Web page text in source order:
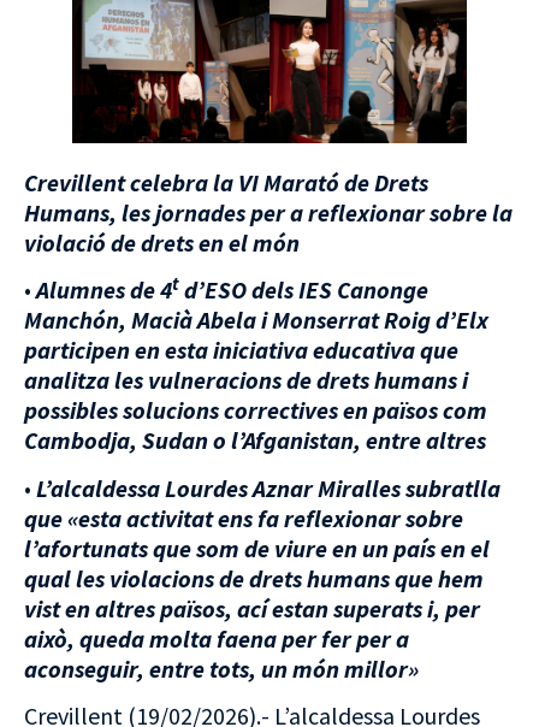
Crevillent celebra la VI Marató de Drets
Humans, les jornades per a reflexionar sobre la
violació de drets en el món
•Alumnes de 4t d’ESO dels IES Canonge
Manchón, Macià Abela i Monserrat Roig d’Elx
participen en esta iniciativa educativa que
analitza les vulneracions de drets humans i
possibles solucions correctives en països com
Cambodja, Sudan o l’Afganistan, entre altres
• L’alcaldessa Lourdes Aznar Miralles subratlla
que «esta activitat ens fa reflexionar sobre
l’afortunats que som de viure en un país en el
qual les violacions de drets humans que hem
vist en altres països, ací estan superats i, per
això, queda molta faena per fer per a
aconseguir, entre tots, un món millor»
Crevillent (19/02/2026).- L’alcaldessa Lourdes